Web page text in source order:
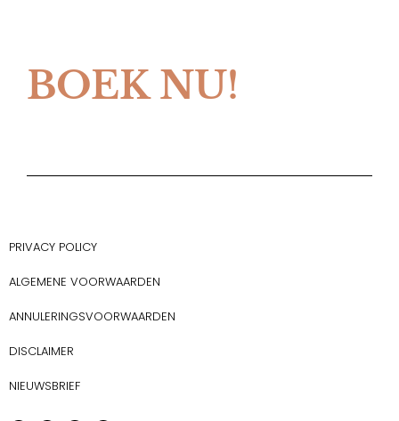
BOEK NU!
PRIVACY POLICY
ALGEMENE VOORWAARDEN
ANNULERINGSVOORWAARDEN
DISCLAIMER
NIEUWSBRIEF